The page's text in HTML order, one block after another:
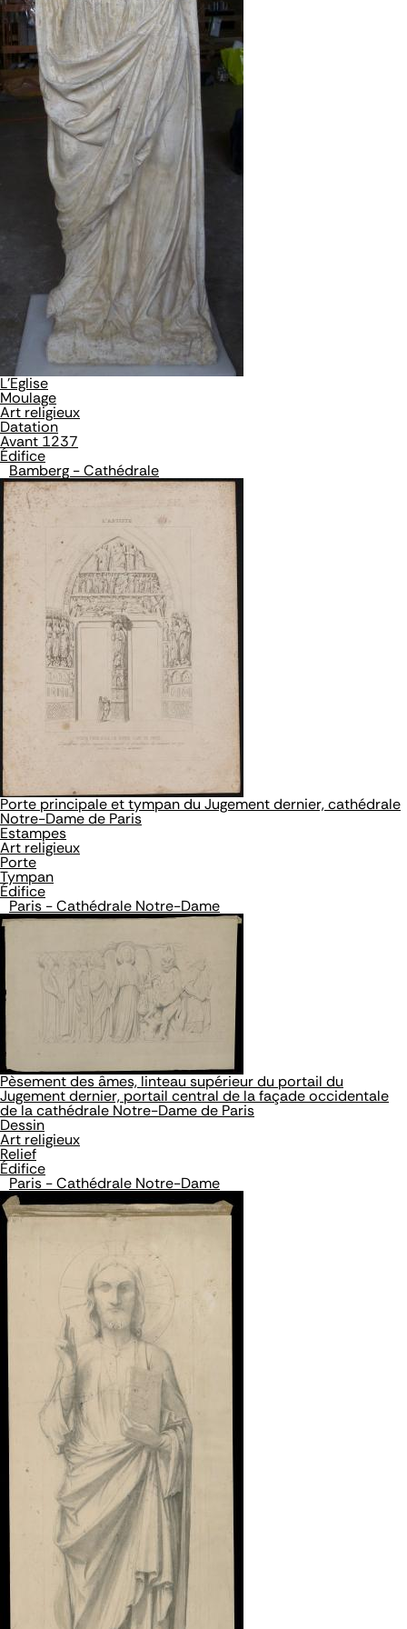
L'Eglise
Moulage
Art religieux
Datation
Avant 1237
Édifice
Bamberg - Cathédrale
Porte principale et tympan du Jugement dernier, cathédrale
Notre-Dame de Paris
Estampes
Art religieux
Porte
Tympan
Édifice
Paris - Cathédrale Notre-Dame
Pèsement des âmes, linteau supérieur du portail du
Jugement dernier, portail central de la façade occidentale
de la cathédrale Notre-Dame de Paris
Dessin
Art religieux
Relief
Édifice
Paris - Cathédrale Notre-Dame